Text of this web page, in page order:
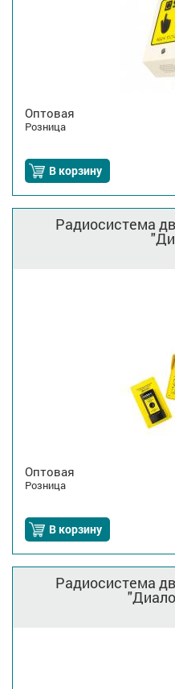
Оптовая
Розница
В корзину
Радиосистема
Оптовая
Розница
В корзину
Радиосистема